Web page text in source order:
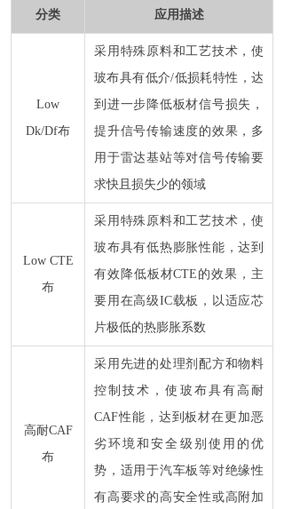
分类 应用描述
Low
Dk/Df布
采用特殊原料和工艺技术，使
玻布具有低介/低损耗特性，达
到进一步降低板材信号损失，
提升信号传输速度的效果，多
用于雷达基站等对信号传输要
求快且损失少的领域
Low CTE
布
采用特殊原料和工艺技术，使
玻布具有低热膨胀性能，达到
有效降低板材CTE的效果，主
要用在高级IC载板，以适应芯
片极低的热膨胀系数
高耐CAF
布
采用先进的处理剂配方和物料
控制技术，使玻布具有高耐
CAF性能，达到板材在更加恶
劣环境和安全级别使用的优
势，适用于汽车板等对绝缘性
有高要求的高安全性或高附加